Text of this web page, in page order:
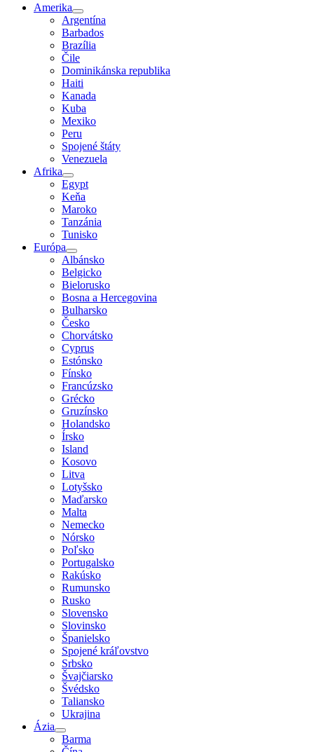
Amerika
Argentína
Barbados
Brazília
Čile
Dominikánska republika
Haiti
Kanada
Kuba
Mexiko
Peru
Spojené štáty
Venezuela
Afrika
Egypt
Keňa
Maroko
Tanzánia
Tunisko
Európa
Albánsko
Belgicko
Bielorusko
Bosna a Hercegovina
Bulharsko
Česko
Chorvátsko
Cyprus
Estónsko
Fínsko
Francúzsko
Grécko
Gruzínsko
Holandsko
Írsko
Island
Kosovo
Litva
Lotyšsko
Maďarsko
Malta
Nemecko
Nórsko
Poľsko
Portugalsko
Rakúsko
Rumunsko
Rusko
Slovensko
Slovinsko
Španielsko
Spojené kráľovstvo
Srbsko
Švajčiarsko
Švédsko
Taliansko
Ukrajina
Ázia
Barma